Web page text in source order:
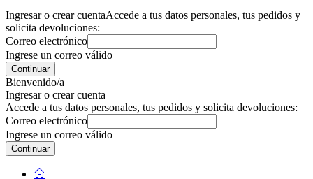
Ingresar o crear cuentaAccede a tus datos personales, tus pedidos y
solicita devoluciones:
Correo electrónico
Ingrese un correo válido
Continuar
Bienvenido/a
Ingresar o crear cuenta
Accede a tus datos personales, tus pedidos y solicita devoluciones:
Correo electrónico
Ingrese un correo válido
Continuar